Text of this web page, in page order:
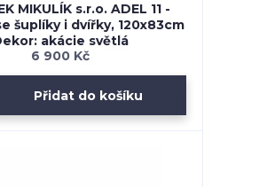
MIKULÍK s.r.o. ADEL 11 -
šuplíky i dvířky, 120x83cm
akácie světlá
6 900 Kč
Přidat do košíku